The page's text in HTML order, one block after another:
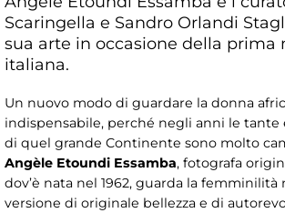
Scaringella e Sandro Orlandi
sua arte in occasione della prima
italiana.
Un nuovo modo di guardare la donna
indispensabile, perché negli anni le tante
di quel grande Continente sono molto
Angèle Etoundi Essamba, fotografa
dov’è nata nel 1962, guarda la
versione di originale bellezza e di